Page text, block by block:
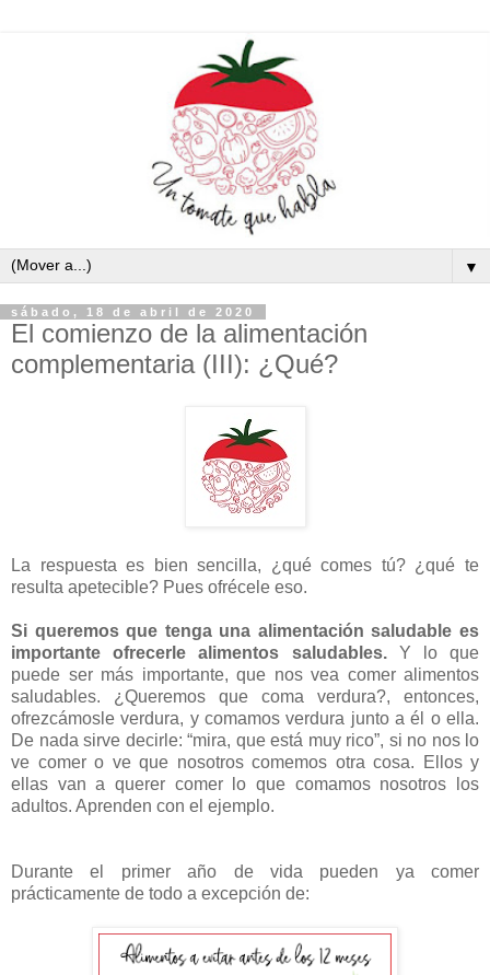
▼
sábado, 18 de abril de 2020
El comienzo de la alimentación
complementaria (III): ¿Qué?
La respuesta es bien sencilla, ¿qué comes tú? ¿qué te
resulta apetecible? Pues ofrécele eso.
Si queremos que tenga una alimentación saludable es
importante ofrecerle alimentos saludables.Y lo que
puede ser más importante, que nos vea comer alimentos
saludables. ¿Queremos que coma verdura?, entonces,
ofrezcámosle verdura, y comamos verdura junto a él o ella.
De nada sirve decirle: “mira, que está muy rico”, si no nos lo
ve comer o ve que nosotros comemos otra cosa. Ellos y
ellas van a querer comer lo que comamos nosotros los
adultos. Aprenden con el ejemplo.
Durante el primer año de vida pueden ya comer
prácticamente de todo a excepción de: